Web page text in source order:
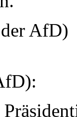
AfD)